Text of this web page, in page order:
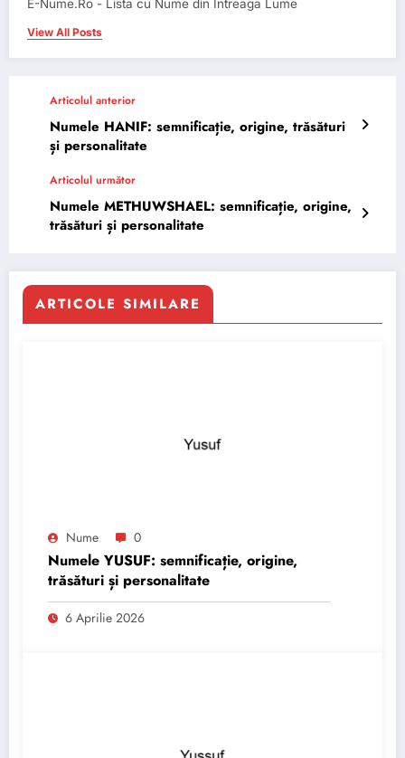
E-Nume.Ro - Lista cu Nume din Intreaga Lume
View All Posts
Articolul anterior
Numele HANIF: semnificație, origine, trăsături
și personalitate
Articolul următor
Numele METHUWSHAEL: semnificație, origine,
trăsături și personalitate
ARTICOLE SIMILARE
Nume 0
Numele YUSUF: semnificație, origine,
trăsături și personalitate
6 Aprilie 2026